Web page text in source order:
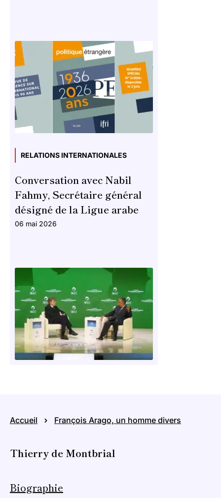
RELATIONS INTERNATIONALES
Conversation avec Nabil
Fahmy, Secrétaire général
désigné de la Ligue arabe
06 mai 2026
Accueil François Arago, un homme divers
Thierry de Montbrial
Biographie